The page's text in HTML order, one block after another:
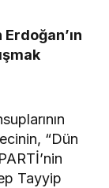
“Dün
Tayyip